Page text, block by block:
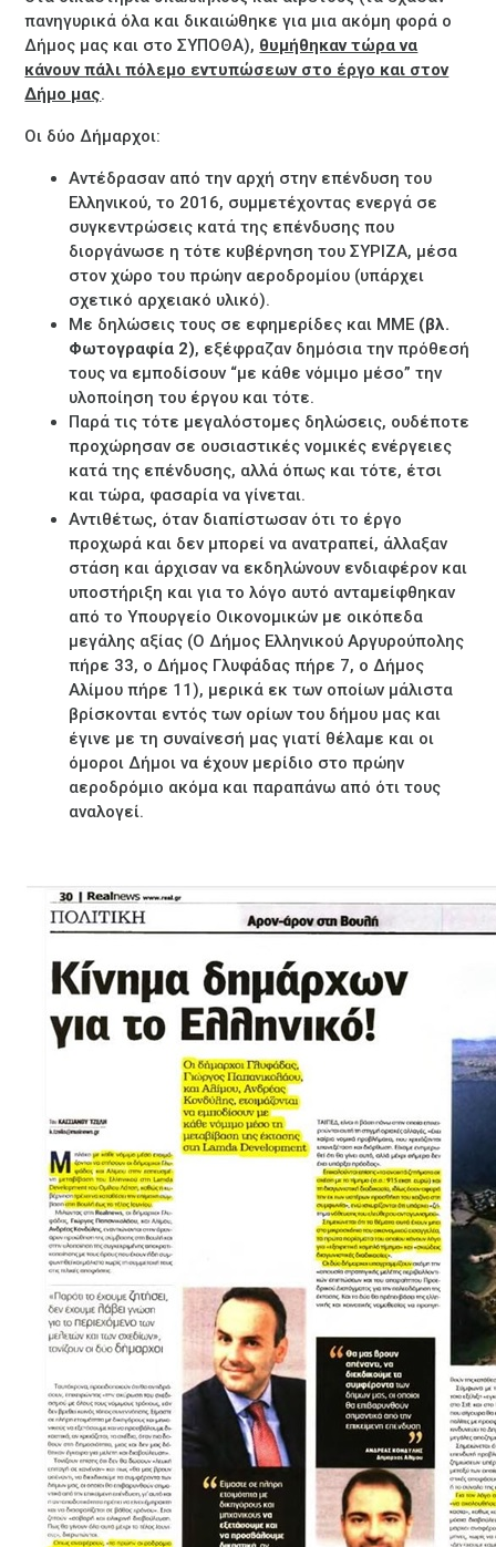
πανηγυρικά όλα και δικαιώθηκε για μια ακόμη φορά ο
Δήμος μας και στο ΣΥΠΟΘΑ), θυμήθηκαν τώρα να
κάνουν πάλι πόλεμο εντυπώσεων στο έργο και στον
Δήμο μας.
Οι δύο Δήμαρχοι:
Αντέδρασαν από την αρχή στην επένδυση του
Ελληνικού, το 2016, συμμετέχοντας ενεργά σε
συγκεντρώσεις κατά της επένδυσης που
διοργάνωσε η τότε κυβέρνηση του ΣΥΡΙΖΑ, μέσα
στον χώρο του πρώην αεροδρομίου (υπάρχει
σχετικό αρχειακό υλικό).
Με δηλώσεις τους σε εφημερίδες και ΜΜΕ (βλ.
Φωτογραφία 2), εξέφραζαν δημόσια την πρόθεσή
τους να εμποδίσουν “με κάθε νόμιμο μέσο” την
υλοποίηση του έργου και τότε.
Παρά τις τότε μεγαλόστομες δηλώσεις, ουδέποτε
προχώρησαν σε ουσιαστικές νομικές ενέργειες
κατά της επένδυσης, αλλά όπως και τότε, έτσι
και τώρα, φασαρία να γίνεται.
Αντιθέτως, όταν διαπίστωσαν ότι το έργο
προχωρά και δεν μπορεί να ανατραπεί, άλλαξαν
στάση και άρχισαν να εκδηλώνουν ενδιαφέρον και
υποστήριξη και για το λόγο αυτό ανταμείφθηκαν
από το Υπουργείο Οικονομικών με οικόπεδα
μεγάλης αξίας (Ο Δήμος Ελληνικού Αργυρούπολης
πήρε 33, ο Δήμος Γλυφάδας πήρε 7, ο Δήμος
Αλίμου πήρε 11), μερικά εκ των οποίων μάλιστα
βρίσκονται εντός των ορίων του δήμου μας και
έγινε με τη συναίνεσή μας γιατί θέλαμε και οι
όμοροι Δήμοι να έχουν μερίδιο στο πρώην
αεροδρόμιο ακόμα και παραπάνω από ότι τους
αναλογεί.